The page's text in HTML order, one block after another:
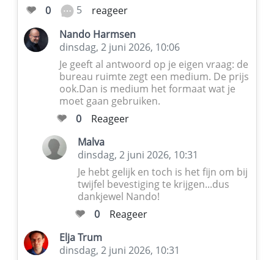
0
5
reageer
Nando Harmsen
dinsdag, 2 juni 2026, 10:06
Je geeft al antwoord op je eigen vraag: de
bureau ruimte zegt een medium. De prijs
ook.Dan is medium het formaat wat je
moet gaan gebruiken.
0
Reageer
Malva
dinsdag, 2 juni 2026, 10:31
Je hebt gelijk en toch is het fijn om bij
twijfel bevestiging te krijgen...dus
dankjewel Nando!
0
Reageer
Elja Trum
dinsdag, 2 juni 2026, 10:31